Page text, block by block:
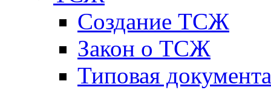
Создание ТСЖ
Закон о ТСЖ
Типовая